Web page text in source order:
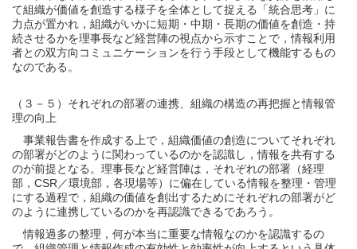
て組織が価値を創造する様子を全体として捉える「統合思考」に
力点が置かれ，組織がいかに短期・中期・長期の価値を創造・持
続させるかを理事長など経営陣の視点から示すことで，情報利用
者との双方向コミュニケーションを行う手段として機能するもの
なのである。
（３－５）それぞれの部署の連携、組織の構造の再把握と情報管
理の向上
事業報告書を作成する上で，組織価値の創造についてそれぞれ
の部署がどのように関わっているのかを認識し，情報を共有する
のが前提となる。理事長など経営陣は，それぞれの部署（経理
部，CSR／環境部，各現場等）に偏在している情報を整理・管理
にする過程で，組織の価値を創出するためにそれぞれの部署がど
のように連携しているのかを再認識できるであろう。
情報過多の整理，何が本当に重要な情報なのかを認識するの